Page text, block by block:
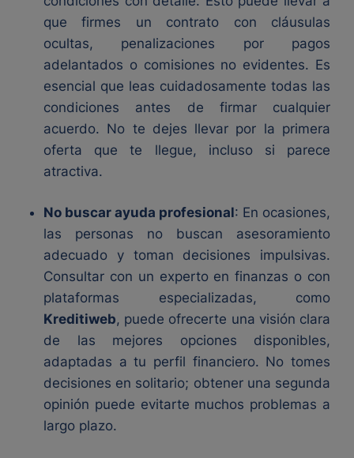
que firmes un contrato con cláusulas
ocultas, penalizaciones por pagos
adelantados o comisiones no evidentes. Es
esencial que leas cuidadosamente todas las
condiciones antes de firmar cualquier
acuerdo. No te dejes llevar por la primera
oferta que te llegue, incluso si parece
atractiva.
No buscar ayuda profesional: En ocasiones,
las personas no buscan asesoramiento
adecuado y toman decisiones impulsivas.
Consultar con un experto en finanzas o con
plataformas especializadas, como
Kreditiweb, puede ofrecerte una visión clara
de las mejores opciones disponibles,
adaptadas a tu perfil financiero. No tomes
decisiones en solitario; obtener una segunda
opinión puede evitarte muchos problemas a
largo plazo.